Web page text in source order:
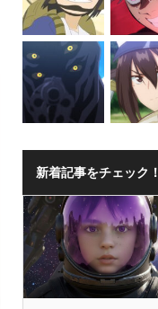
新着記事をチェック！